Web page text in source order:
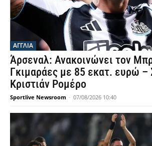
ΑΓΓΛΙΑ
Άρσεναλ: Ανακοινώνει τον
Γκιμαράες με 85 εκατ. ευρώ –
Κριστιάν Ρομέρο
Sportlive Newsroom - 07/08/2026 10:40